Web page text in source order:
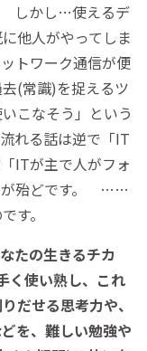
しかし…使えるデ
他人がやってしま
トワーク通信が便
(常識)を捉えるツ
こなそう」という
れる話は逆で「IT
ITが主で人がフォ
が殆どです。 ……
す。
たの生きるチカ
く使い熟し、これ
だせる思考力や、
を、難しい勉強や